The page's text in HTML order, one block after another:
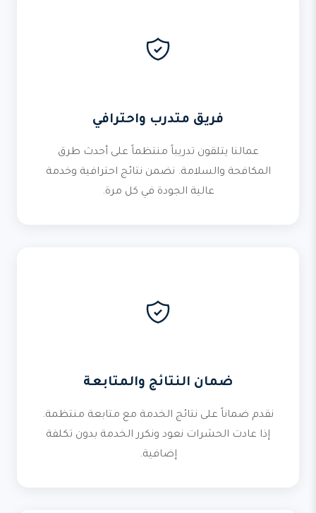
فريق متدرب واحترافي
عمالنا يتلقون تدريباً منتظماً على أحدث طرق
المكافحة والسلامة. نضمن نتائج احترافية وخدمة
عالية الجودة في كل مرة.
ضمان النتائج والمتابعة
نقدم ضماناً على نتائج الخدمة مع متابعة منتظمة.
إذا عادت الحشرات نعود ونكرر الخدمة بدون تكلفة
إضافية.